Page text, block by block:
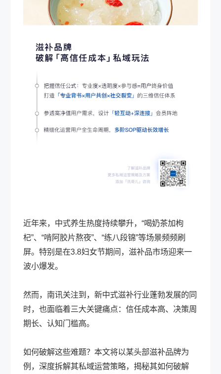
近年来，中式养生热度持续攀升，“喝奶茶加枸
杞”、“啃阿胶片熬夜”、“练八段锦”等场景频频刷
屏。特别是在3.8妇女节期间，滋补品市场迎来一
波小爆发。
然而，南讯关注到，新中式滋补行业蓬勃发展的同
时，也面临着三大关键痛点：信任成本高、决策周
期长、认知门槛高。
如何破解这些难题？本文将以某头部滋补品牌为
例，深度拆解其私域运营策略，揭秘其如何破解